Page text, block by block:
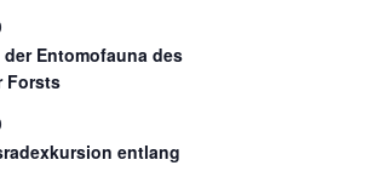
Entomofauna des
Forsts
entlang